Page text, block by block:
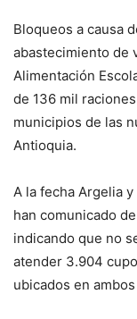
Bloqueos a causa
abastecimiento de
Alimentación
de 136 mil
municipios de las
Antioquia.
A la fecha Argelia
han comunicado
indicando que no
atender 3.904
ubicados en